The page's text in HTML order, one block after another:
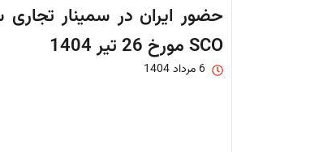
حضور ایران در سمینار
SCO مورخ 26 تیر 1404
6 مرداد 1404